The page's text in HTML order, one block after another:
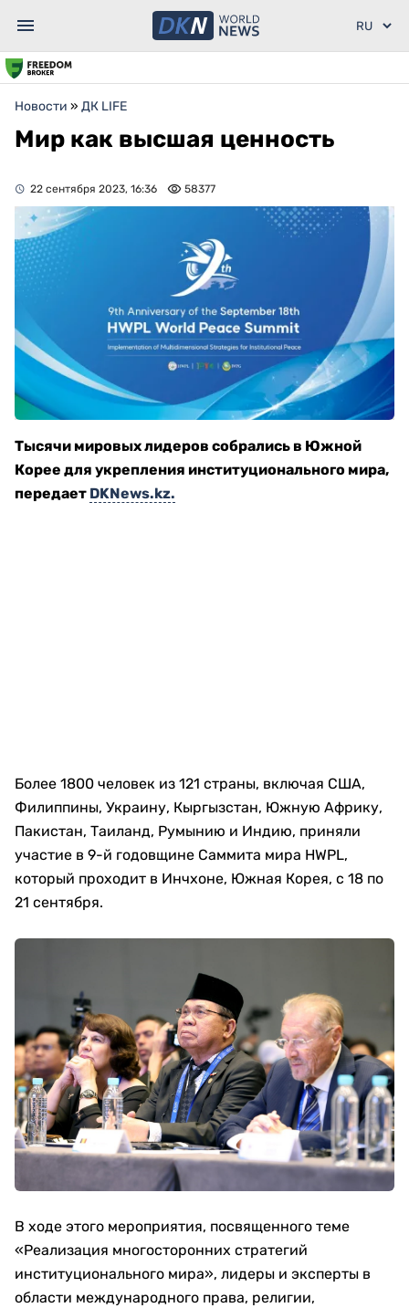
Новости » ДК LIFE
Мир как высшая ценность
22 сентября 2023, 16:36 58377
Тысячи мировых лидеров собрались в Южной
Корее для укрепления институционального мира,
передает DKNews.kz.
Более 1800 человек из 121 страны, включая США,
Филиппины, Украину, Кыргызстан, Южную Африку,
Пакистан, Таиланд, Румынию и Индию, приняли
участие в 9-й годовщине Саммита мира HWPL,
который проходит в Инчхоне, Южная Корея, с 18 по
21 сентября.
В ходе этого мероприятия, посвященного теме
«Реализация многосторонних стратегий
институционального мира», лидеры и эксперты в
области международного права, религии,